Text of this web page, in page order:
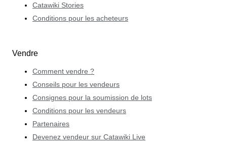
Catawiki Stories
Conditions pour les acheteurs
Vendre
Comment vendre ?
Conseils pour les vendeurs
Consignes pour la soumission de lots
Conditions pour les vendeurs
Partenaires
Devenez vendeur sur Catawiki Live